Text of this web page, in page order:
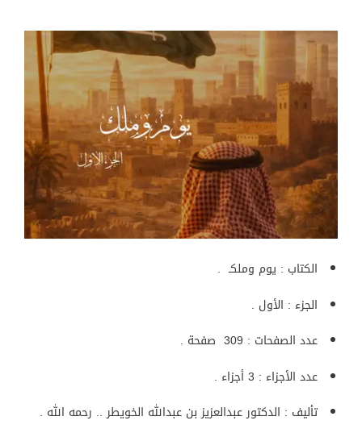
الكتاب : يوم وملكـ .
الجزء : الأول .
عدد الصفحات : 309 صفحة .
عدد الأجزاء : 3 أجزاء .
تأليف : الدكتور عبدالعزيز بن عبدالله الخويطر .. رحمه الله .